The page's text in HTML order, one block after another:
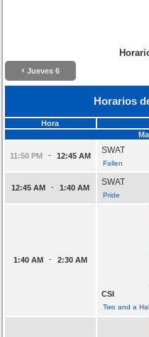
‹ Jueves 6
Horarios
Hora
11:50 PM - 12:45 AM
SWAT
Fallen
12:45 AM - 1:40 AM
SWAT
Pride
1:40 AM - 2:30 AM
CSI
Two and a